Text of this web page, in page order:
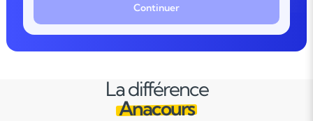
Continuer
La différence
Anacours